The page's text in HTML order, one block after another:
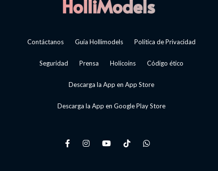
Contáctanos Guía Hollimodels Política de Privacidad
Seguridad Prensa Holicoins Código ético
Descarga la App en App Store
Descarga la App en Google Play Store